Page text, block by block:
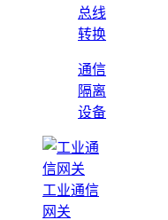
总线
转换
通信
隔离
设备
工业通信
网关